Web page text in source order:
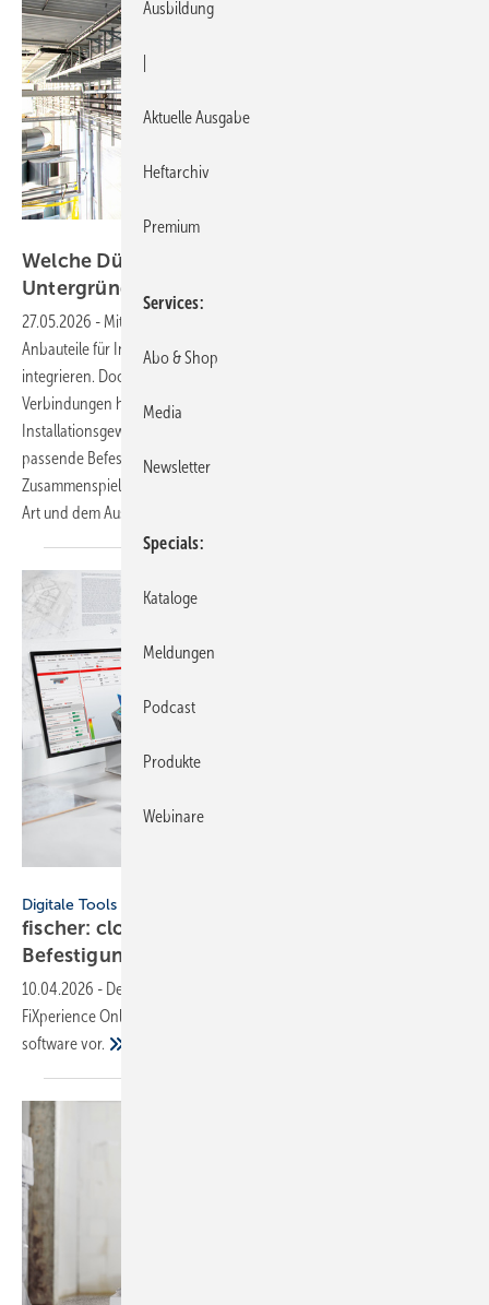
Welc he D übel und Schrauben für welche
Untergründe?
27.05.2026 - Mit der richtigen Befestigungslösung lassen sich
Anbauteile für Installationen sicher und normgerecht in das Gebäude
integrieren. Doch wie werden dauerhafte und qualifizierte
Verbindungen hergestellt? Und nach welchen Kriterien wählen
Installationsgewerke der ­Technischen Gebäudeausrüstung (TGA)
passende Befestigungsmittel aus? Entscheidend ist das
Zusammenspiel von Dübel, Anker und Schraube, Baustoff sowie der
Art und dem Ausmaß der einwirkenden
Digitale Tools
fischer: cloudbasierte Bemes­sungs­soft­ware für
Befes­ti­gungs­tech­nik
10.04.2026 - Der Befestigungstechnik-Her­steller fischer stellt mit der
FiXperience Online Suite die nächste Gene­ration seiner Bemes­sungs­
soft­warevor.
Ausbildung
Aktuelle Ausgabe
Heftarchiv
Premium
Services
Abo & Shop
Media
Newsletter
Specials
Kataloge
Meldungen
Podcast
Produkte
Webinare